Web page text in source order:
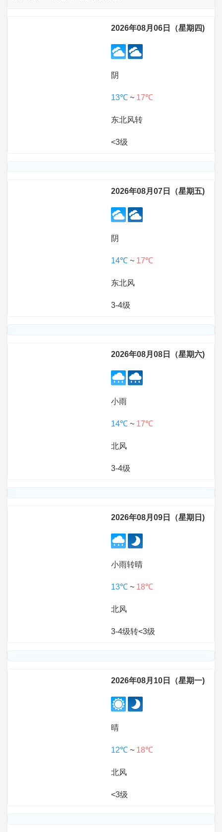
2026年08月06日（星期四)
阴
13℃ ~ 17℃
东北风转
<3级
2026年08月07日（星期五)
阴
14℃ ~ 17℃
东北风
3-4级
2026年08月08日（星期六)
小雨
14℃ ~ 17℃
北风
3-4级
2026年08月09日（星期日)
小雨转晴
13℃ ~ 18℃
北风
3-4级转<3级
2026年08月10日（星期一)
晴
12℃ ~ 18℃
北风
<3级